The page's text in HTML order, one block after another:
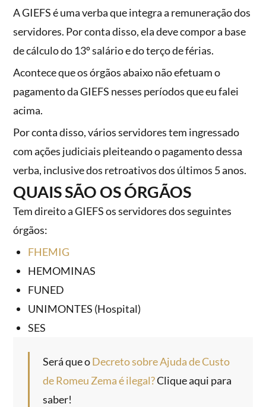
A GIEFS é uma verba que integra a remuneração dos
servidores. Por conta disso, ela deve compor a base
de cálculo do 13º salário e do terço de férias.
Acontece que os órgãos abaixo não efetuam o
pagamento da GIEFS nesses períodos que eu falei
acima.
Por conta disso, vários servidores tem ingressado
com ações judiciais pleiteando o pagamento dessa
verba, inclusive dos retroativos dos últimos 5 anos.
QUAIS SÃO OS ÓRGÃOS
Tem direito a GIEFS os servidores dos seguintes
órgãos:
FHEMIG
HEMOMINAS
FUNED
UNIMONTES (Hospital)
SES
Será que oDecreto sobre Ajuda de Custo
de Romeu Zema é ilegal?Clique aqui para
saber!